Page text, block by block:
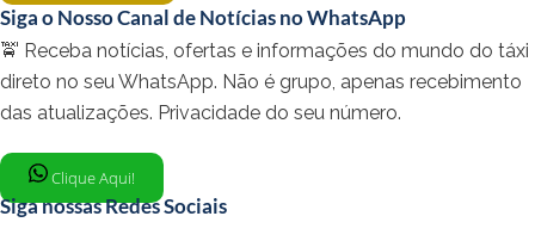
Siga o Nosso Canal de Notícias no WhatsApp
🚖 Receba notícias, ofertas e informações do mundo do táxi
direto no seu WhatsApp. Não é grupo, apenas recebimento
das atualizações. Privacidade do seu número.
Clique Aqui!
Siga nossas Redes Sociais